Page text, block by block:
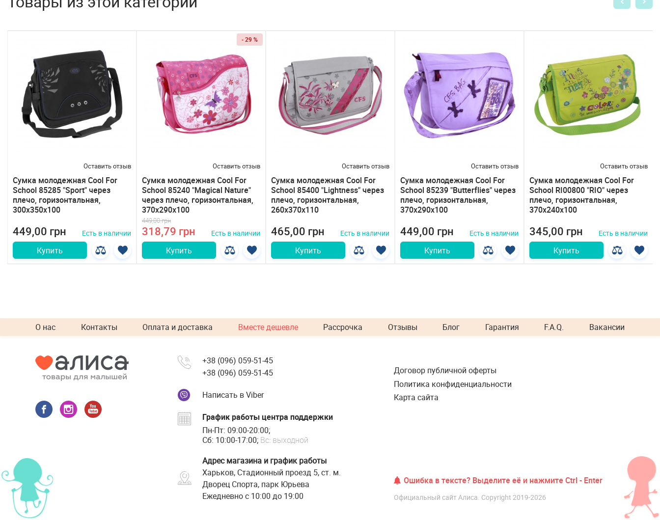
Оставить отзыв
Сумка молодежная Cool For
School 85285 "Sport" через
плечо, горизонтальная,
300х350х100
449,00 грн Есть в наличии
Купить
- 29 %
Оставить отзыв
Сумка молодежная Cool For
School 85240 "Magical Nature"
через плечо, горизонтальная,
370х290х100
449,00 грн
318,79 грн Есть в наличии
Купить
Оставить отзыв
Сумка молодежная Cool For
School 85400 "Lightness" через
плечо, горизонтальная,
260х370х110
465,00 грн Есть в наличии
Купить
Оставить отзыв
Сумка молодежная Cool For
School 85239 "Butterflies" через
плечо, горизонтальная,
370х290х100
449,00 грн Есть в наличии
Купить
Оставить отзыв
Сумка молодежная Cool For
School RI00800 "RIO" через
плечо, горизонтальная,
370х240х100
345,00 грн Есть в наличии
Купить
О нас Контакты Оплата и доставка Вместе дешевле Рассрочка Отзывы Блог Гарантия F.A.Q. Вакансии
+38 (096) 059-51-45
+38 (096) 059-51-45
Написать в Viber
График работы центра поддержки
Пн-Пт: 09:00-20:00;
Сб: 10:00-17:00; Вс: выходной
Адрес магазина и график работы
Харьков, Стадионный проезд 5, ст. м.
Дворец Спорта, парк Юрьева
Ежедневно с 10:00 до 19:00
Договор публичной оферты
Политика конфиденциальности
Карта сайта
Ошибка в тексте? Выделите её и нажмите Ctrl - Enter
Официальный сайт Алиса. Copyright 2019-2026